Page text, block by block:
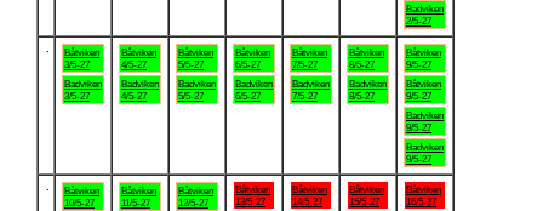
Badviken
2/5-27
Båtviken
3/5-27
Badviken
3/5-27
Båtviken
4/5-27
Badviken
4/5-27
Båtviken
5/5-27
Badviken
5/5-27
Båtviken
6/5-27
Badviken
6/5-27
Båtviken
7/5-27
Badviken
7/5-27
Båtviken
8/5-27
Badviken
8/5-27
Båtviken
9/5-27
Båtviken
9/5-27
Badviken
9/5-27
Badviken
9/5-27
Båtviken
10/5-27
Båtviken
11/5-27
Båtviken
12/5-27
Båtviken
13/5-27
Båtviken
14/5-27
Båtviken
15/5-27
Båtviken
16/5-27